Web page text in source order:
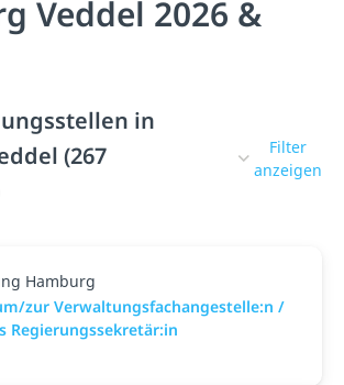
Veddel 2026 &
in
(267
Filter
anzeigen
Hamburg
zur Verwaltungsfachangestelle:n /
Regierungssekretär:in